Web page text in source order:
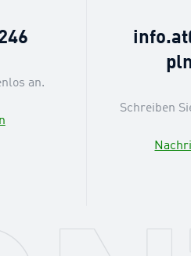
an.
Schreiben